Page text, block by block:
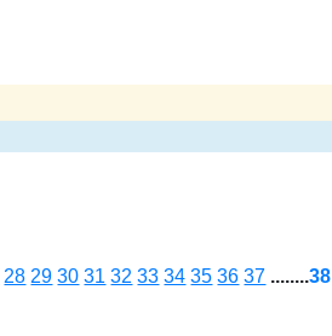
28 29 30 31 32 33 34 35 36 37 ........38